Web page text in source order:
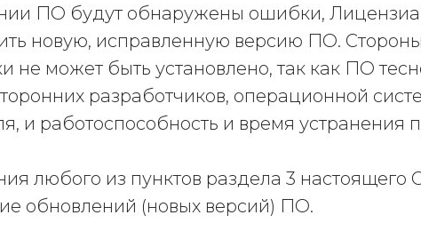
ПО будут обнаружены ошибки,
новую, исправленную версию ПО.
не может быть установлено, так как ПО
разработчиков, операционной
и работоспособность и время устранения
любого из пунктов раздела 3 настоящего
обновлений (новых версий) ПО.